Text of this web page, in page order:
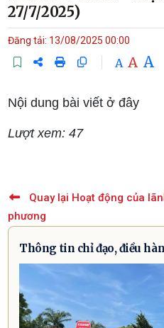
27/7/2025)
Đăng tải: 13/08/2025 00:00
A A A
Nội dung bài viết ở đây
Lượt xem: 47
Quay lại Hoạt động của
phương
Thông tin chỉ đạo, điều